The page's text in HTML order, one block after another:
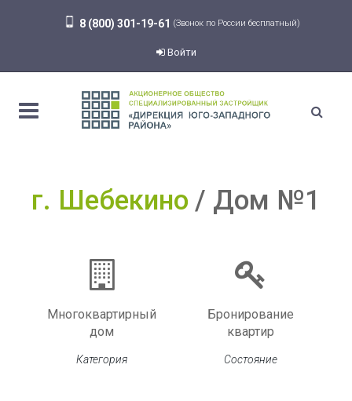
8 (800) 301-19-61 (Звонок по России бесплатный)
Войти
г. Шебекино Дом №1
Многоквартирный
дом
Категория
Бронирование
квартир
Состояние